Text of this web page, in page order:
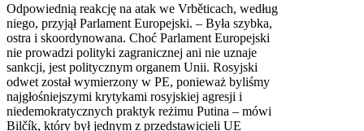
Odpowiednią reakcję na atak we Vrběticach, według
niego, przyjął Parlament Europejski. – Była szybka,
ostra i skoordynowana. Choć Parlament Europejski
nie prowadzi polityki zagranicznej ani nie uznaje
sankcji, jest politycznym organem Unii. Rosyjski
odwet został wymierzony w PE, ponieważ byliśmy
najgłośniejszymi krytykami rosyjskiej agresji i
niedemokratycznych praktyk reżimu Putina – mówi
Bilčík, który był jednym z przedstawicieli UE